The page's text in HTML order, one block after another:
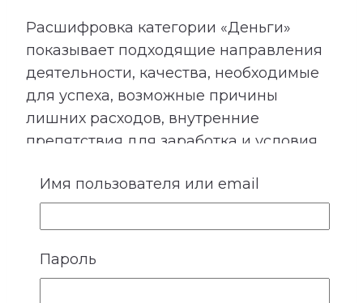
Расшифровка категории «Деньги»
показывает подходящие направления
деятельности, качества, необходимые
для успеха, возможные причины
лишних расходов, внутренние
препятствия для заработка и условия
Сопоставление этой категории с
талантами помогает лучше понять, в
каких направлениях способности могут
приносить не только удовлетворение,
но и материальный результат.
Имя пользователя или email
Пароль